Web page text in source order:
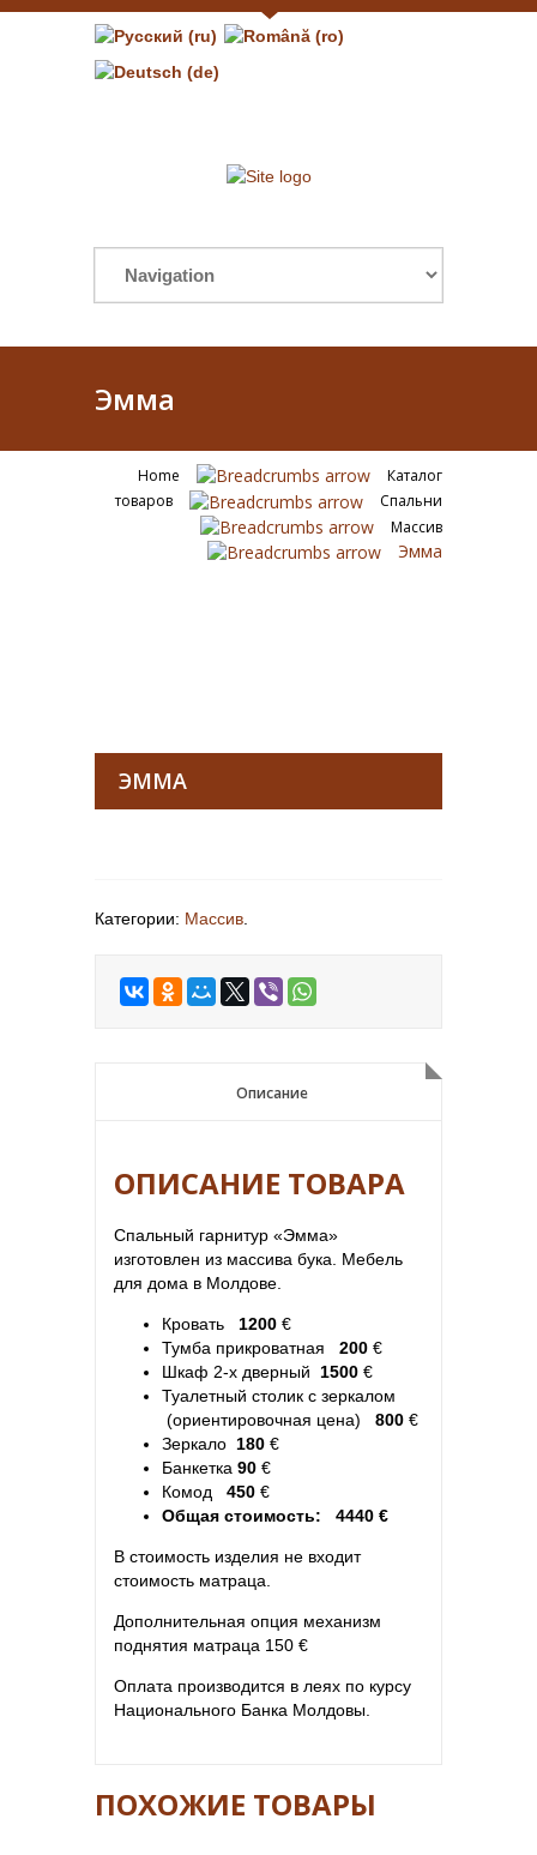
Эмма
Home
Каталог
товаров
Спальни
Массив
Эмма
ЭММА
Категории: Массив
Описание
Описание
ОПИСАНИЕ ТОВАРА
Спальный гарнитур «Эмма»
изготовлен из массива бука. Мебель
для дома в Молдове.
Кровать 1200 €
Тумба прикроватная 200 €
Шкаф 2-х дверный 1500 €
Туалетный столик с зеркалом
(ориентировочная цена) 800 €
Зеркало 180 €
Банкетка 90 €
Комод
450 €
Общая стоимость: 4440 €
В стоимость изделия не входит
стоимость матраца.
Дополнительная опция механизм
поднятия матраца 150 €
Оплата производится в леях по курсу
Национального Банка Молдовы.
ПОХОЖИЕ ТОВАРЫ